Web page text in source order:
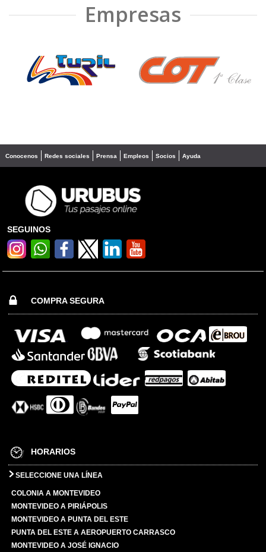
Empresas
❮ ❯
Conocenos Redes sociales Prensa Empleos Socios Ayuda
SEGUINOS
COMPRA SEGURA
HORARIOS
SELECCIONE UNA LÍNEA
COLONIA A MONTEVIDEO
MONTEVIDEO A PIRIÁPOLIS
MONTEVIDEO A PUNTA DEL ESTE
PUNTA DEL ESTE A AEROPUERTO CARRASCO
MONTEVIDEO A JOSÉ IGNACIO